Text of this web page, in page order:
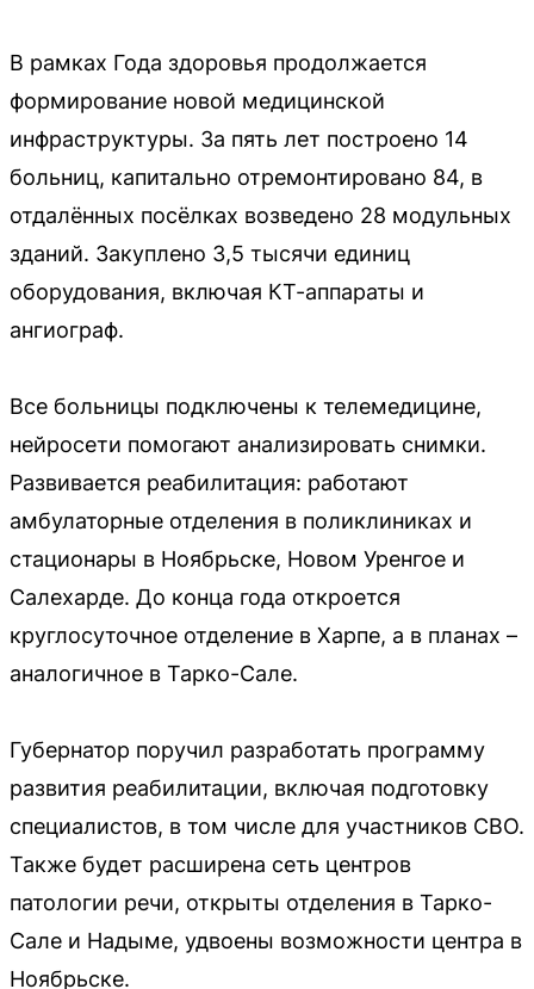
В рамках Года здоровья продолжается
формирование новой медицинской
инфраструктуры. За пять лет построено 14
больниц, капитально отремонтировано 84, в
отдалённых посёлках возведено 28 модульных
зданий. Закуплено 3,5 тысячи единиц
оборудования, включая КТ-аппараты и
ангиограф.
Все больницы подключены к телемедицине,
нейросети помогают анализировать снимки.
Развивается реабилитация: работают
амбулаторные отделения в поликлиниках и
стационары в Ноябрьске, Новом Уренгое и
Салехарде. До конца года откроется
круглосуточное отделение в Харпе, а в планах –
аналогичное в Тарко-Сале.
Губернатор поручил разработать программу
развития реабилитации, включая подготовку
специалистов, в том числе для участников СВО.
Также будет расширена сеть центров
патологии речи, открыты отделения в Тарко-
Сале и Надыме, удвоены возможности центра в
Ноябрьске.